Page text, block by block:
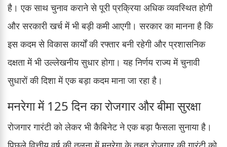
है। एक साथ चुनाव कराने से पूरी प्रक्रिया अधिक व्यवस्थित होगी
और सरकारी खर्च में भी बड़ी कमी आएगी। सरकार का मानना है कि
इस कदम से विकास कार्यों की रफ्तार बनी रहेगी और प्रशासनिक
दक्षता में भी उल्लेखनीय सुधार होगा। यह निर्णय राज्य में चुनावी
सुधारों की दिशा में एक बड़ा कदम माना जा रहा है।
मनरेगा में 125 दिन का रोजगार और बीमा सुरक्षा
रोजगार गारंटी को लेकर भी कैबिनेट ने एक बड़ा फैसला सुनाया है।